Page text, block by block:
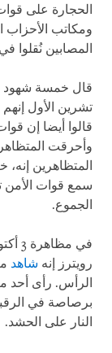
الحجارة على
ومكاتب الأحزاب
المصابين نُقلوا
تشرين الأول
قالوا أيضا إن
وأحرقت
سمع قوات الأمن
الجموع.
في
رويترز إنه شاهد
الرأس. رأى أحد
برصاصة في
النار على الحشد.